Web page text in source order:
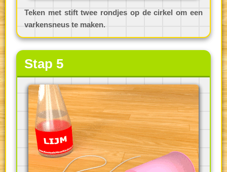
Teken met stift twee rondjes op de cirkel om een
varkensneus te maken.
Stap 5